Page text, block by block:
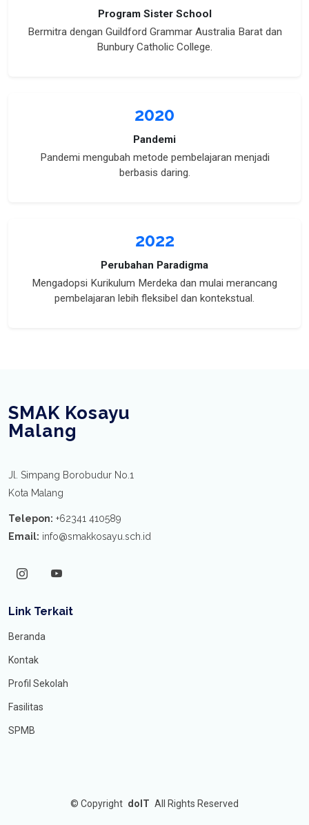
Program Sister School
Bermitra dengan Guildford Grammar Australia Barat dan
Bunbury Catholic College.
2020
Pandemi
Pandemi mengubah metode pembelajaran menjadi
berbasis daring.
2022
Perubahan Paradigma
Mengadopsi Kurikulum Merdeka dan mulai merancang
pembelajaran lebih fleksibel dan kontekstual.
SMAK Kosayu
Malang
Jl. Simpang Borobudur No.1
Kota Malang
Telepon: +62341 410589
Email: info@smakkosayu.sch.id
Link Terkait
Beranda
Kontak
Profil Sekolah
Fasilitas
SPMB
© Copyright doIT All Rights Reserved